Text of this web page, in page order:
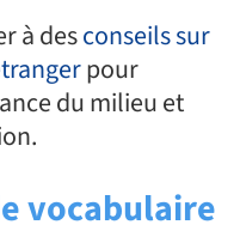
à desconseils sur
pour
du milieu et
vocabulaire